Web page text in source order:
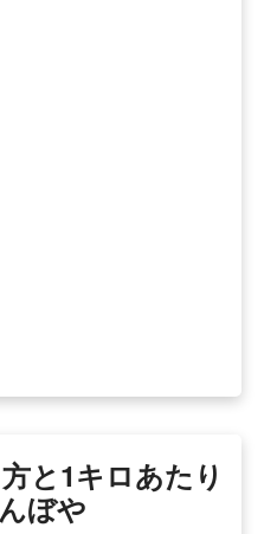
と1キロあたり
ぼや